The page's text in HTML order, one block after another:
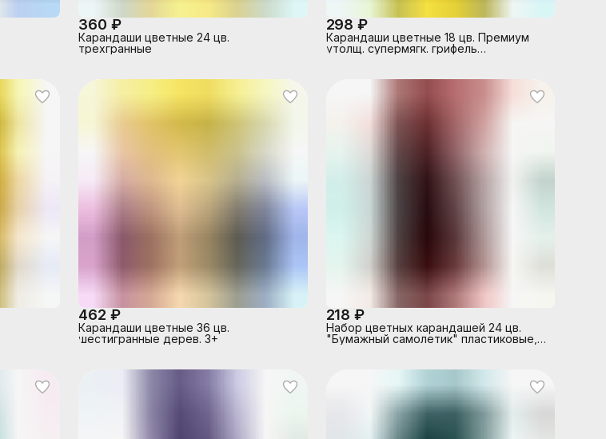
360 ₽
Карандаши цветные 24 цв.
трехгранные
298 ₽
Карандаши цветные 18 цв. Премиум
утолщ. супермягк. грифель
462 ₽
Карандаши цветные 36 цв.
шестигранные дерев. 3+
218 ₽
Набор цветных карандашей 24 цв.
"Бумажный самолетик" пластиковые,